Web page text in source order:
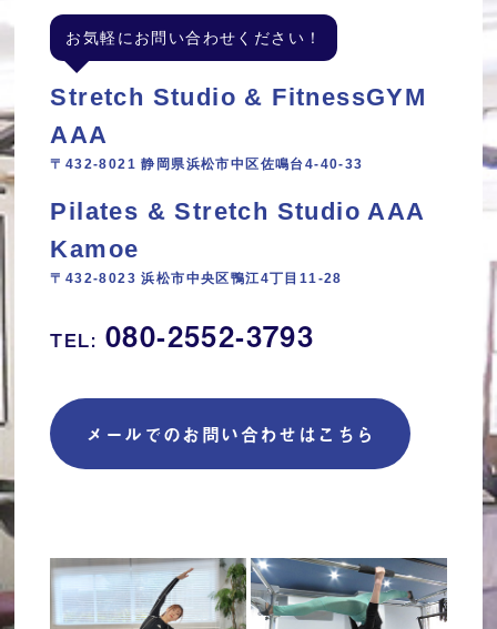
お気軽にお問い合わせください！
Stretch Studio & FitnessGYM
AAA
〒432-8021 静岡県浜松市中区佐鳴台4-40-33
Pilates & Stretch Studio AAA
Kamoe
〒432-8023 浜松市中央区鴨江4丁目11‐28
TEL: 080-2552-3793
メールでのお問い合わせはこちら